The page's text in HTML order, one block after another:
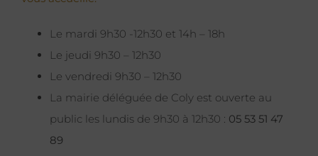
Le mardi 9h30 -12h30 et 14h – 18h
Le jeudi 9h30 – 12h30
Le vendredi 9h30 – 12h30
La mairie déléguée de Coly est ouverte au
public les lundis de 9h30 à 12h30 : 05 53 51 47
89